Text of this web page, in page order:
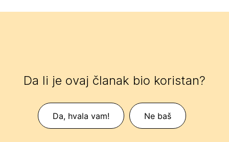
Da li je ovaj članak bio koristan?
Da, hvala vam! Ne baš